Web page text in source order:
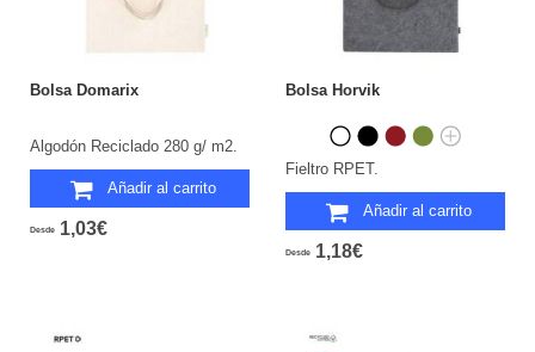
Bolsa Domarix
Algodón Reciclado 280 g/ m2.
Añadir al carrito
Desde 1,03€
Bolsa Horvik
Fieltro RPET.
Añadir al carrito
Desde 1,18€